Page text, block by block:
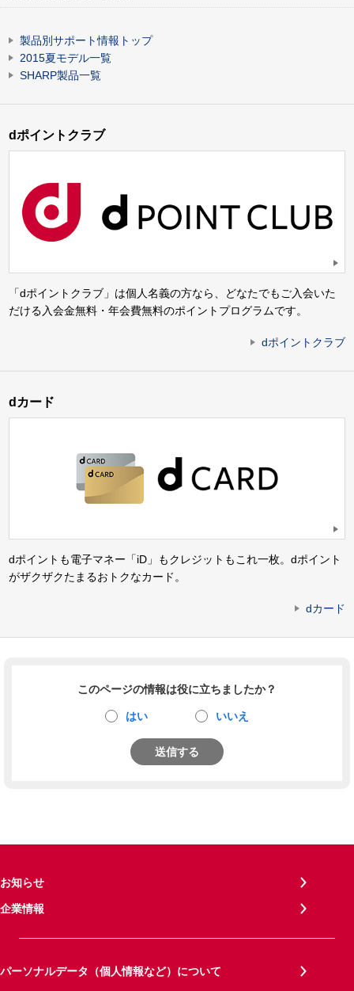
製品別サポート情報トップ
2015夏モデル一覧
SHARP製品一覧
dポイントクラブ
「dポイントクラブ」は個人名義の方なら、どなたでもご入会いた
だける入会金無料・年会費無料のポイントプログラムです。
dポイントクラブ
dカード
dポイントも電子マネー「iD」もクレジットもこれ一枚。dポイント
がザクザクたまるおトクなカード。
dカード
このページの情報は役に立ちましたか？
はい いいえ
送信する
お知らせ
企業情報
パーソナルデータ（個人情報など）について